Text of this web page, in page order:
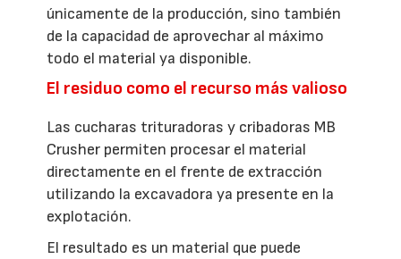
únicamente de la producción, sino también
de la capacidad de aprovechar al máximo
todo el material ya disponible.
El residuo como el recurso más valioso
Las cucharas trituradoras y cribadoras MB
Crusher permiten procesar el material
directamente en el frente de extracción
utilizando la excavadora ya presente en la
explotación.
El resultado es un material que puede